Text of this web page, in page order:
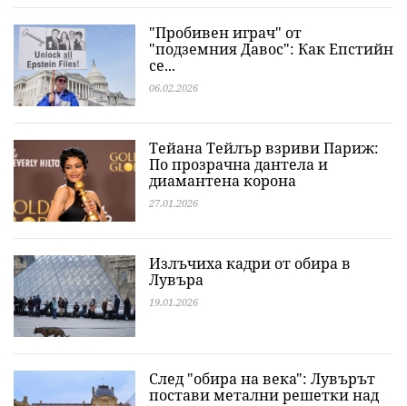
"Пробивен играч" от
"подземния Давос": Как Епстийн
се...
06.02.2026
Тейана Тейлър взриви Париж:
По прозрачна дантела и
диамантена корона
27.01.2026
Излъчиха кадри от обира в
Лувъра
19.01.2026
След "обира на века": Лувърът
постави метални решетки над